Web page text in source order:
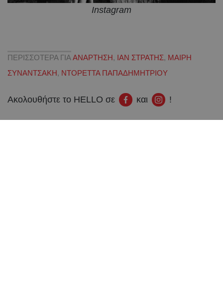
Instagram
ΠΕΡΙΣΣΟΤΕΡΑ ΓΙΑ ΑΝΑΡΤΗΣΗ, ΙΑΝ ΣΤΡΑΤΗΣ, ΜΑΙΡΗ
ΣΥΝΑΝΤΣΑΚΗ, ΝΤΟΡΕΤΤΑ ΠΑΠΑΔΗΜΗΤΡΙΟΥ
Ακολουθήστε το HELLO σε και !